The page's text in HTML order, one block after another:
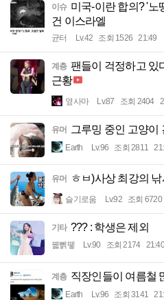
이슈 미국-이란 합의? '
건 이스라엘
균터 Lv.42 조회 1526 21:49
계층 팬들이 걱정하고 있
근황
옆사마 Lv.87 조회 2404
유머 그루밍 중인 고양이
Earth Lv.96 조회 2811
유머 ㅎㅂ)사상 최강의 낚
슬기로움 Lv.92 조회 6720
기타 ??? : 학생은 제외
꿻뻵뗗 Lv.90 조회 2174 21:40
계층 직장인들이 여름철
Earth Lv.96 조회 3141